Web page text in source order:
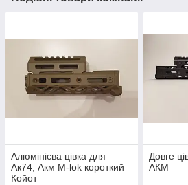
Алюмінієва цівка для
Ак74, Акм M-lok короткий
Койот
Довге
АКМ